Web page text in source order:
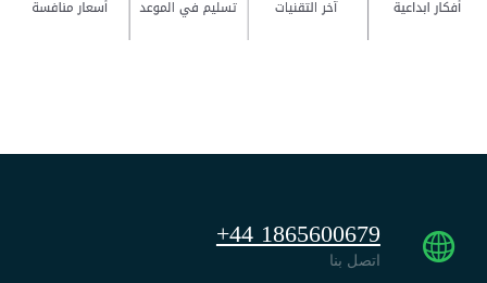
+44 1865600679
اتصل بنا